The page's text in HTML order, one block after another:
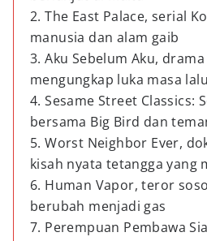
2. The East Palace, serial
manusia dan alam gaib
3. Aku Sebelum Aku,
mengungkap luka masa lalu
4. Sesame Street Classics:
bersama Big Bird dan
5. Worst Neighbor Ever,
kisah nyata tetangga yang
6. Human Vapor, teror
berubah menjadi gas
7. Perempuan Pembawa